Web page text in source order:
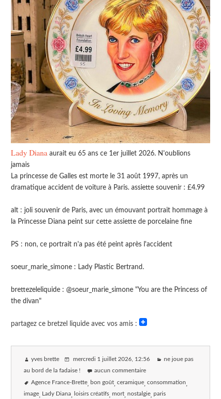
Lady Diana aurait eu 65 ans ce 1er juillet 2026. N'oublions
jamais
La princesse de Galles est morte le 31 août 1997, après un
dramatique accident de voiture à Paris. assiette souvenir : £4.99
alt : joli souvenir de Paris, avec un émouvant portrait hommage à
la Princesse Diana peint sur cette assiette de porcelaine fine
PS : non, ce portrait n'a pas été peint après l'accident
soeur_marie_simone : Lady Plastic Bertrand.
brettezeleliquide : @soeur_marie_simone "You are the Princess of
the divan"
partagez ce bretzel liquide avec vos amis :
yves brette mercredi 1 juillet 2026, 12:56 ne joue pas
au bord de la fadaise ! aucun commentaire
Agence France-Brette bon goût ceramique consommation
image Lady Diana loisirs créatifs mort nostalgie paris